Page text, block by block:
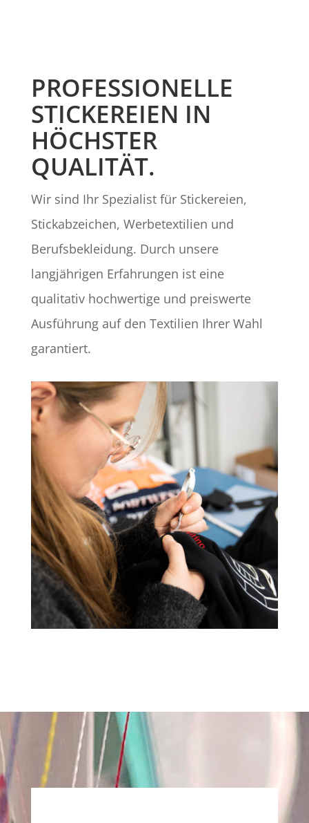
PROFESSIONELLE
STICKEREIEN IN
HÖCHSTER
QUALITÄT.
Wir sind Ihr Spezialist für Stickereien,
Stickabzeichen, Werbetextilien und
Berufsbekleidung. Durch unsere
langjährigen Erfahrungen ist eine
qualitativ hochwertige und preiswerte
Ausführung auf den Textilien Ihrer Wahl
garantiert.